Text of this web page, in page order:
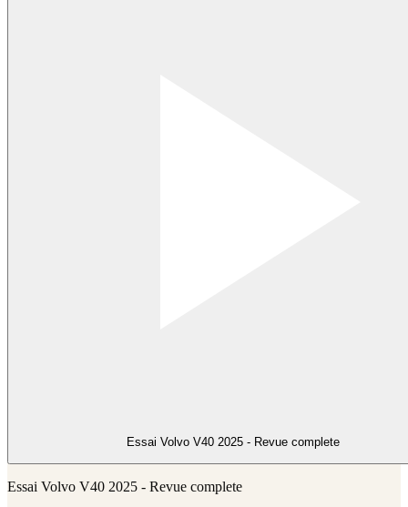
Essai Volvo V40 2025 - Revue complete
Essai Volvo V40 2025 - Revue complete